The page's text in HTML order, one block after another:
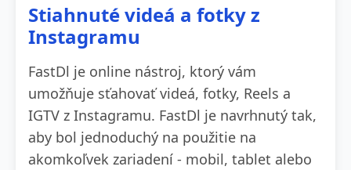
Stiahnuté videá a fotky z
Instagramu
FastDl je online nástroj, ktorý vám
umožňuje sťahovať videá, fotky, Reels a
IGTV z Instagramu. FastDl je navrhnutý tak,
aby bol jednoduchý na použitie na
akomkoľvek zariadení - mobil, tablet alebo